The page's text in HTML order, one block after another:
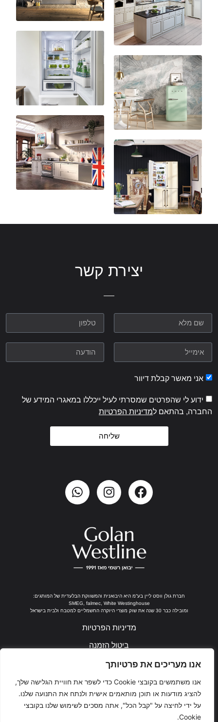
אנו מעריכים את פרטיותך
אנו משתמשים בקובצי Cookie כדי לשפר את חוויית הגלישה שלך,
להציג מודעות או תוכן מותאמים אישית ולנתח את התנועה שלנו.
על ידי לחיצה על "קבל הכל", אתה מסכים לשימוש שלנו בקובצי
Cookie.
יצירת קשר
אני מאשר קבלת דיוור
ידוע לי שהפרטים שמסרתי לעיל ייכללו במאגרי המידע של
החברה, בהתאם למדיניות הפרטיות
שליחה
חברת גולן ווסט ליין בע”מ היא היבואנית והמשווקת הבלעדית של המותגים:
SMEG, falmec, White Westinghouse
ומובילה כבר 30 שנה את שוק מוצרי היוקרה החשמליים למטבח ולבית בישראל
מדיניות הפרטיות
ביטול הזמנה
נבנה ע"י ערן חן